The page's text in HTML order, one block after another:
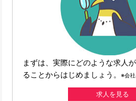
まずは、実際にどのような求人
ることからはじめましょう。※会
求人を見る